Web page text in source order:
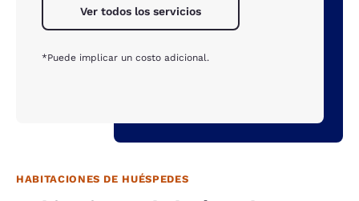
Ver todos los servicios
*Puede implicar un costo adicional.
HABITACIONES DE HUÉSPEDES